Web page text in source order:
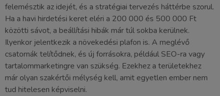
felemésztik az idejét, és a stratégiai tervezés háttérbe szorul.
Ha a havi hirdetési keret eléri a 200 000 és 500 000 Ft
közötti sávot, a beállítási hibák már túl sokba kerülnek.
Ilyenkor jelentkezik a növekedési plafon is. A meglévő
csatornák telítődnek, és új forrásokra, például SEO-ra vagy
tartalommarketingre van szükség. Ezekhez a területekhez
már olyan szakértői mélység kell, amit egyetlen ember nem
tud hitelesen képviselni.